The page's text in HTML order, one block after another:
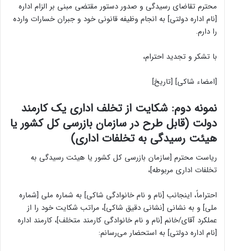
محترم تقاضای رسیدگی و صدور دستور مقتضی مبنی بر الزام اداره
[نام اداره دولتی] به انجام وظیفه قانونی خود و جبران خسارات وارده
را دارم.
با تشکر و تجدید احترام،
[امضاء شاکی] [تاریخ]
نمونه دوم: شکایت از تخلف اداری یک کارمند
دولت (قابل طرح در سازمان بازرسی کل کشور یا
هیئت رسیدگی به تخلفات اداری)
ریاست محترم [سازمان بازرسی کل کشور یا هیئت رسیدگی به
تخلفات اداری مربوطه]،
احتراماً، اینجانب [نام و نام خانوادگی شاکی] به شماره ملی [شماره
ملی] و به نشانی [نشانی دقیق شاکی]، مراتب شکایت خود را از
عملکرد آقای/خانم [نام و نام خانوادگی کارمند متخلف]، کارمند اداره
[نام اداره دولتی] به استحضار می‌رسانم: